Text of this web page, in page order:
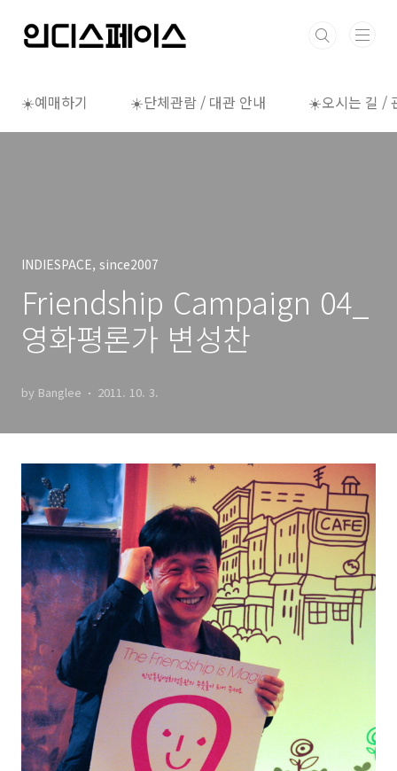
☀️예매하기 ☀️단체관람 / 대관 안내 ☀️오시는 길 /
INDIESPACE, since2007
Friendship Campaign 04_
영화평론가 변성찬
by Banglee 2011. 10. 3.